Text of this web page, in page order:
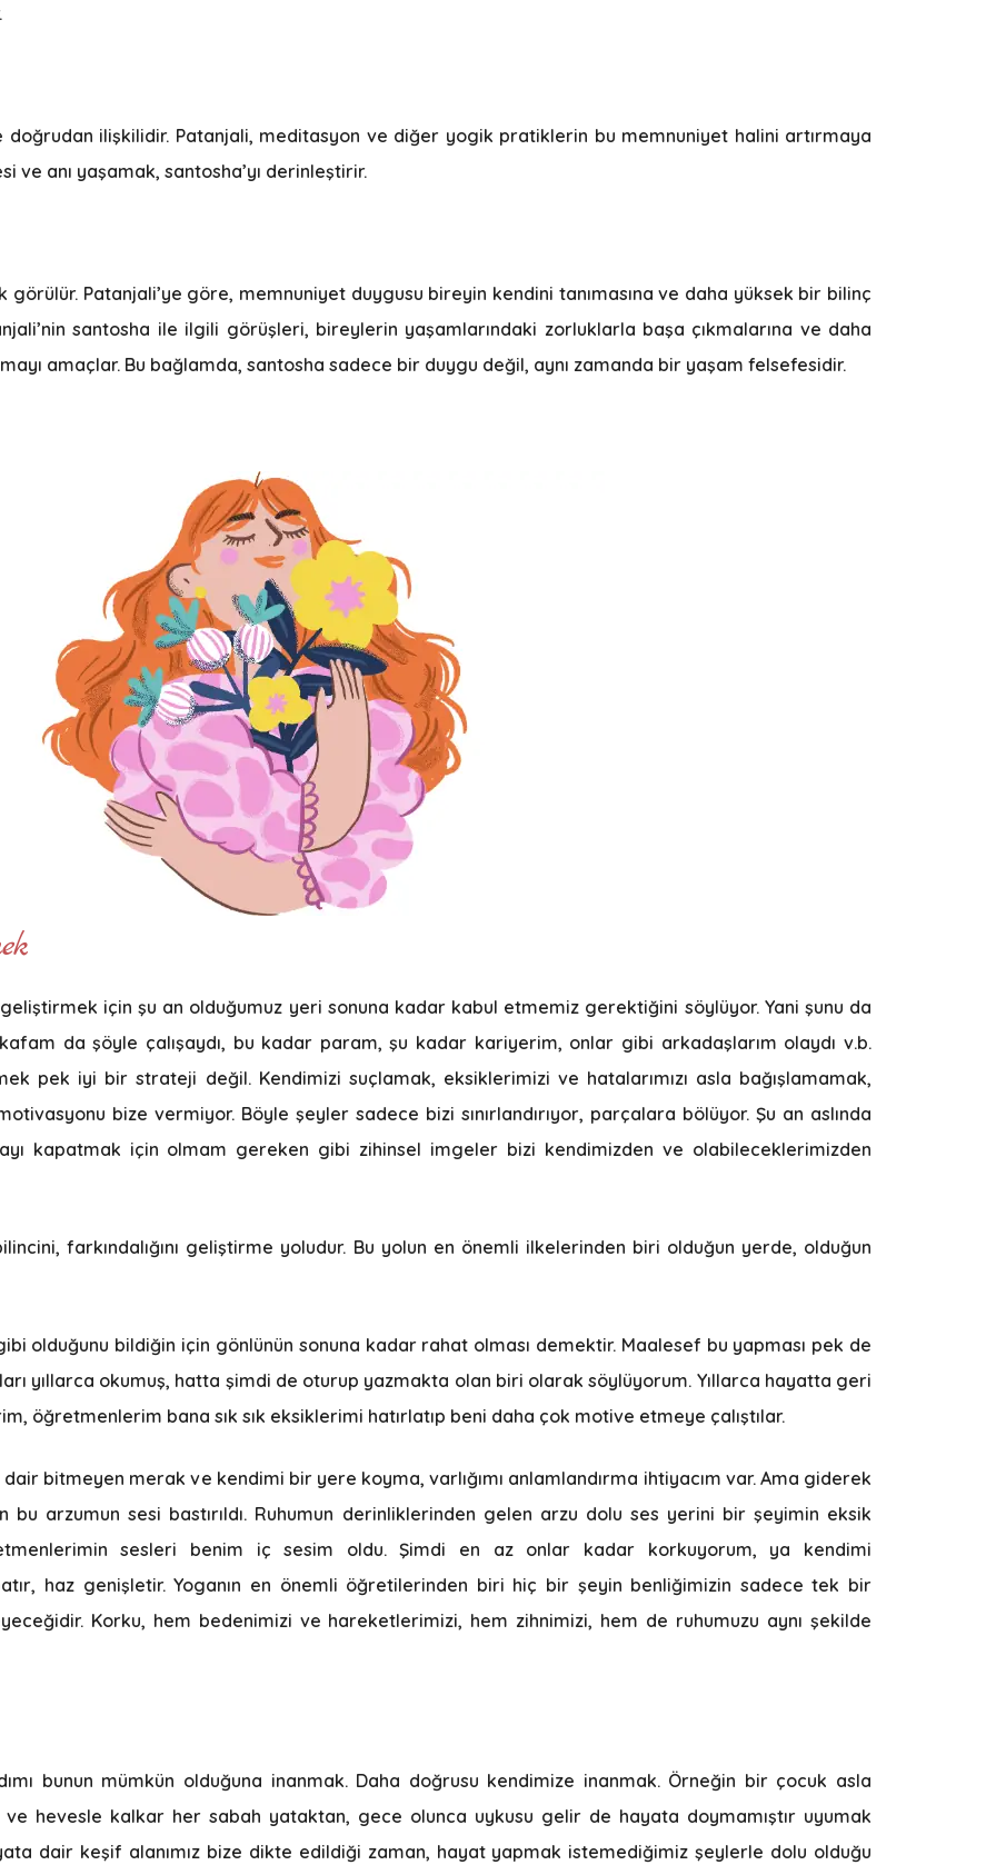
doğrudan ilişkilidir. Patanjali, meditasyon ve diğer yogik pratiklerin bu memnuniyet halini artırmaya
ve anı yaşamak, santosha’yı derinleştirir.
Patanjali’ye göre, memnuniyet duygusu bireyin kendini tanımasına ve daha yüksek bir bilinç
santosha ile ilgili görüşleri, bireylerin yaşamlarındaki zorluklarla başa çıkmalarına ve daha
amaçlar. Bu bağlamda, santosha sadece bir duygu değil, aynı zamanda bir yaşam felsefesidir.
için şu an olduğumuz yeri sonuna kadar kabul etmemiz gerektiğini söylüyor. Yani şunu da
da şöyle çalışaydı, bu kadar param, şu kadar kariyerim, onlar gibi arkadaşlarım olaydı v.b.
pek iyi bir strateji değil. Kendimizi suçlamak, eksiklerimizi ve hatalarımızı asla bağışlamamak,
bize vermiyor. Böyle şeyler sadece bizi sınırlandırıyor, parçalara bölüyor. Şu an aslında
kapatmak için olmam gereken gibi zihinsel imgeler bizi kendimizden ve olabileceklerimizden
farkındalığını geliştirme yoludur. Bu yolun en önemli ilkelerinden biri olduğun yerde, olduğun
olduğunu bildiğin için gönlünün sonuna kadar rahat olması demektir. Maalesef bu yapması pek de
yıllarca okumuş, hatta şimdi de oturup yazmakta olan biri olarak söylüyorum. Yıllarca hayatta geri
öğretmenlerim bana sık sık eksiklerimi hatırlatıp beni daha çok motive etmeye çalıştılar.
bitmeyen merak ve kendimi bir yere koyma, varlığımı anlamlandırma ihtiyacım var. Ama giderek
bu arzumun sesi bastırıldı. Ruhumun derinliklerinden gelen arzu dolu ses yerini bir şeyimin eksik
sesleri benim iç sesim oldu. Şimdi en az onlar kadar korkuyorum, ya kendimi
haz genişletir. Yoganın en önemli öğretilerinden biri hiç bir şeyin benliğimizin sadece tek bir
Korku, hem bedenimizi ve hareketlerimizi, hem zihnimizi, hem de ruhumuzu aynı şekilde
bunun mümkün olduğuna inanmak. Daha doğrusu kendimize inanmak. Örneğin bir çocuk asla
ve hevesle kalkar her sabah yataktan, gece olunca uykusu gelir de hayata doymamıştır uyumak
dair keşif alanımız bize dikte edildiği zaman, hayat yapmak istemediğimiz şeylerle dolu olduğu